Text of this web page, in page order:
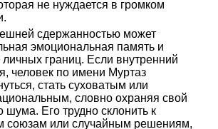
не нуждается в громком
сдержанностью может
эмоциональная память и
личных границ. Если внутренний
человек по имени Муртаз
стать суховатым или
словно охраняя свой
шума. Его трудно склонить к
союзам или случайным решениям,